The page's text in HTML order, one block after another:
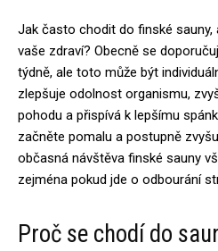
Jak často chodit do finské
vaše zdraví? Obecně se
týdně, ale toto může být
zlepšuje odolnost organismu,
pohodu a přispívá k lepšímu
začněte pomalu a postupně
občasná návštěva finské sauny
zejména pokud jde o odbourání
Proč se chodí do